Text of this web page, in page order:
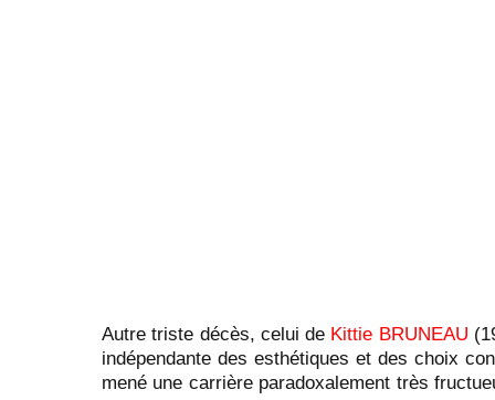
Autre triste décès, celui de Kittie BRUNEAU
indépendante des esthétiques et des choix
mené une carrière paradoxalement très